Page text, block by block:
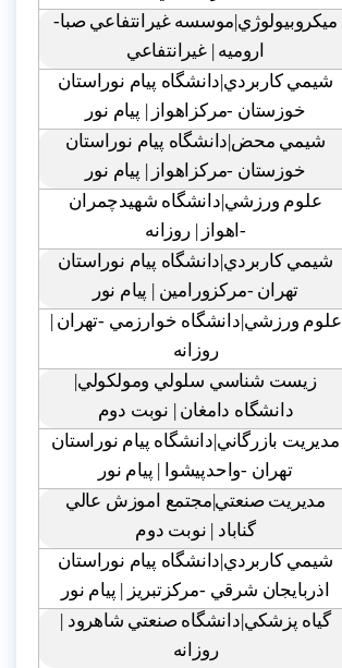
ميکروبيولوژي|موسسه غيرانتفاعي صبا-
اروميه | غيرانتفاعي
شيمي کاربردي|دانشگاه پيام نوراستان
خوزستان -مرکزاهواز | پيام نور
شيمي محض|دانشگاه پيام نوراستان
خوزستان -مرکزاهواز | پيام نور
علوم ورزشي|دانشگاه شهيدچمران
-اهواز | روزانه
شيمي کاربردي|دانشگاه پيام نوراستان
تهران -مرکزورامين | پيام نور
علوم ورزشي|دانشگاه خوارزمي -تهران |
روزانه
زيست شناسي سلولي ومولکولي|
دانشگاه دامغان | نوبت دوم
مديريت بازرگاني|دانشگاه پيام نوراستان
تهران -واحدپيشوا | پيام نور
مديريت صنعتي|مجتمع اموزش عالي
گناباد | نوبت دوم
شيمي کاربردي|دانشگاه پيام نوراستان
اذربايجان شرقي -مرکزتبريز | پيام نور
گياه پزشکي|دانشگاه صنعتي شاهرود |
روزانه